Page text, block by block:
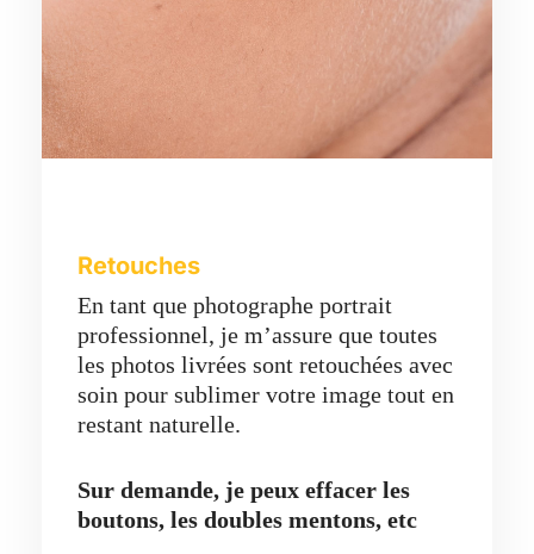
Retouches
En tant que photographe portrait
professionnel, je m’assure que toutes
les photos livrées sont retouchées avec
soin pour sublimer votre image tout en
restant naturelle.
Sur demande, je peux effacer les
boutons, les doubles mentons, etc